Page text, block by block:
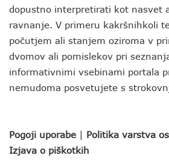
dopustno interpretirati kot nasvet
ravnanje. V primeru kakršnihkoli
počutjem ali stanjem oziroma v
dvomov ali pomislekov pri
informativnimi vsebinami portala
nemudoma posvetujete s
Pogoji uporabe | Politika varstva
Izjava o piškotkih